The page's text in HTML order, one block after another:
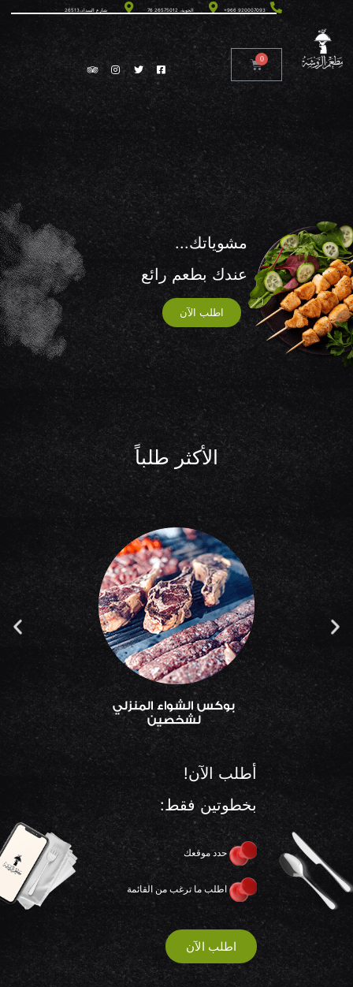
+966 920007093 الحوية، 26575012 76 شارع السداد،26513
مشوياتك...
عندك بطعم رائع
اطلب الآن
الأكثر طلباً
أطلب الآن!
بخطوتين فقط:
حدد موقعك
اطلب ما ترغب من القائمة
اطلب الآن